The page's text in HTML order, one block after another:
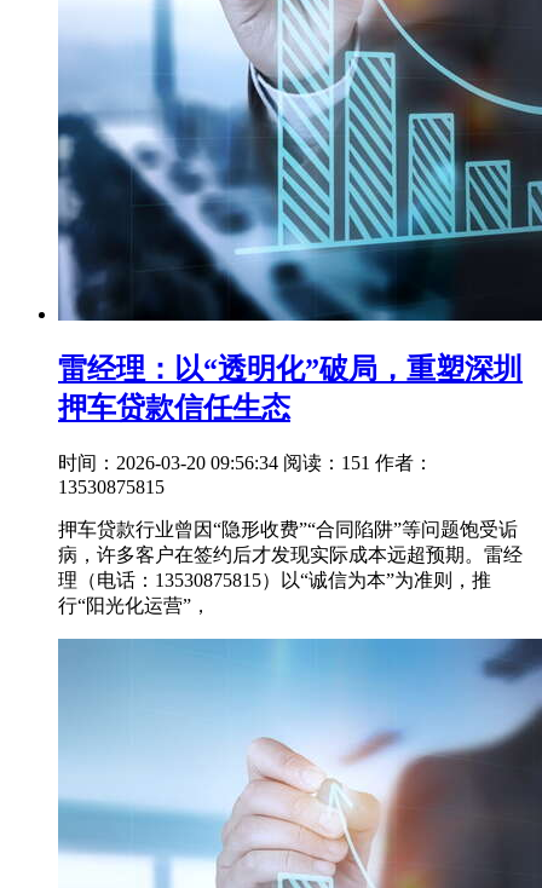
雷经理：以“透明化”破局，重塑深圳
押车贷款信任生态
时间：2026-03-20 09:56:34 阅读：151 作者：
13530875815
押车贷款行业曾因“隐形收费”“合同陷阱”等问题饱受诟
病，许多客户在签约后才发现实际成本远超预期。雷经
理（电话：13530875815）以“诚信为本”为准则，推
行“阳光化运营”，